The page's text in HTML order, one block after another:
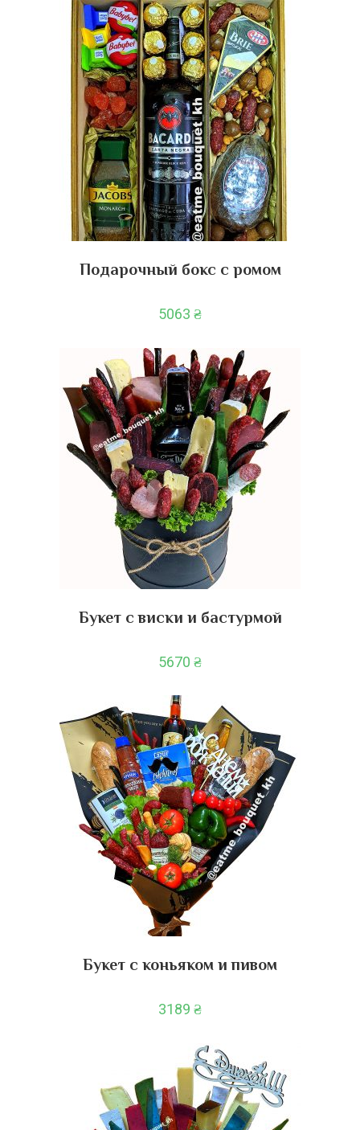
Подарочный бокс с ромом
5063 ₴
Букет с виски и бастурмой
5670 ₴
Букет с коньяком и пивом
3189 ₴